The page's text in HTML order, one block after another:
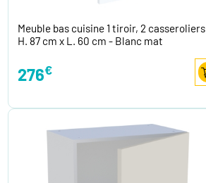
Meuble bas cuisine 1 tiroir, 2 casseroliers
H. 87 cm x L. 60 cm - Blanc mat
276€